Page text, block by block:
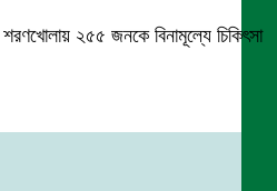
২৫৫ জনকে বিনামূল্যে চিকিৎসা